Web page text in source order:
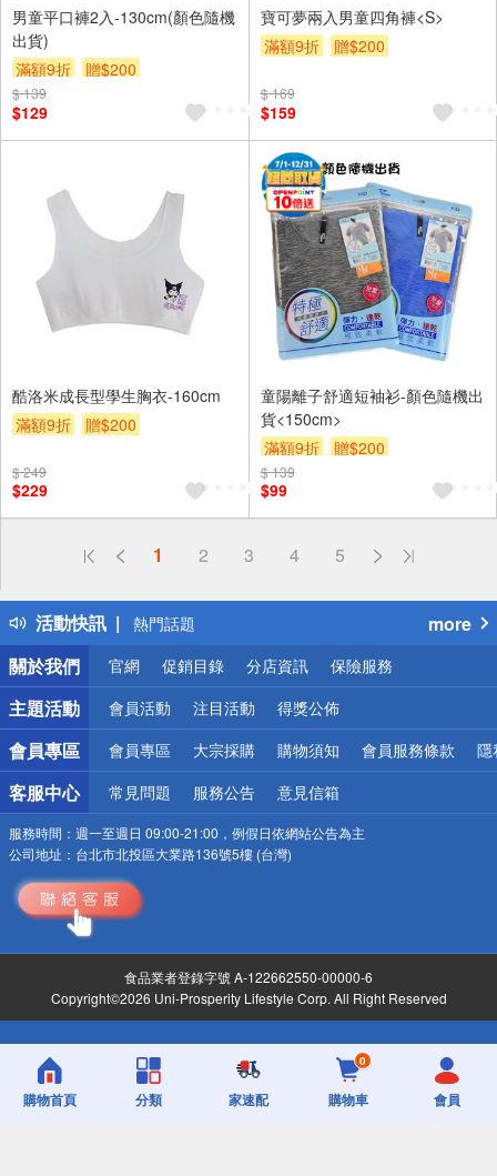
男童平口褲2入-130cm(顏色隨機
出貨)
滿額9折
贈$200
$ 139
$129
寶可夢兩入男童四角褲<S>
滿額9折
贈$200
$ 169
$159
酷洛米成長型學生胸衣-160cm
滿額9折
贈$200
$ 249
$229
童陽離子舒適短袖衫-顏色隨機出
貨<150cm>
滿額9折
贈$200
$ 139
$99
1 2 3 4 5
活動快訊
偏遠地區配送
得獎公告
熱門話題
銀行優惠
偏遠地區配送
詐騙網頁！請小心！
more
關於我們
官網 促銷目錄 分店資訊 保險服務
主題活動 會員活動 注目活動 得獎公佈
會員專區 會員專區 大宗採購 購物須知 會員服務條款 隱
客服中心 常見問題 服務公告 意見信箱
服務時間： 週一至週日 09:00-21:00，例假日依網站公告為主
公司地址： 台北市北投區大業路136號5樓 (台灣)
食品業者登錄字號 A-122662550-00000-6
Copyright©2026 Uni-Prosperity Lifestyle Corp. All Right Reserved
購物首頁 分類 家速配
0
購物車 會員